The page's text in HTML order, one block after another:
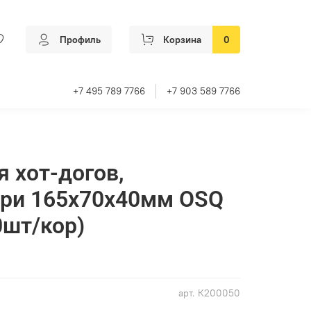
Профиль Корзина 0
+7 495 789 7766 +7 903 589 7766
арт. К200050
хот-догов,
165х70х40мм OSQ
кор)